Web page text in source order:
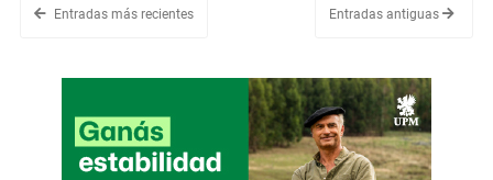
Entradas más recientes Entradas antiguas